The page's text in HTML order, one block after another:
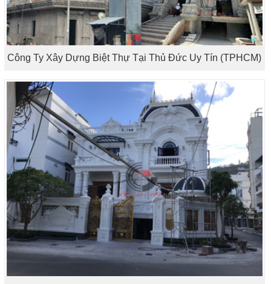
Công Ty Xây Dựng Biệt Thự Tại Thủ Đức Uy Tín (TPHCM)